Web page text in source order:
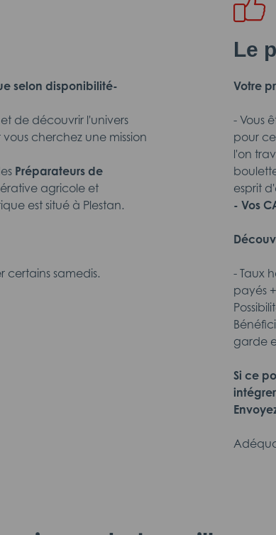
selon disponibilité-
de découvrir l'univers
cherchez une mission
Préparateurs de
agricole et
est situé à Plestan.
certains samedis.
Le
Votre
- Vous
pour
l'on
esprit
- Vos
- Taux
payés
garde
Si ce